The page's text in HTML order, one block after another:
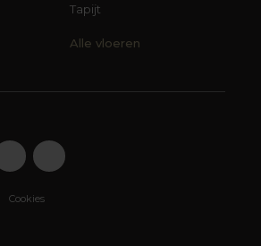
Tapijt
Alle vloeren
Cookies